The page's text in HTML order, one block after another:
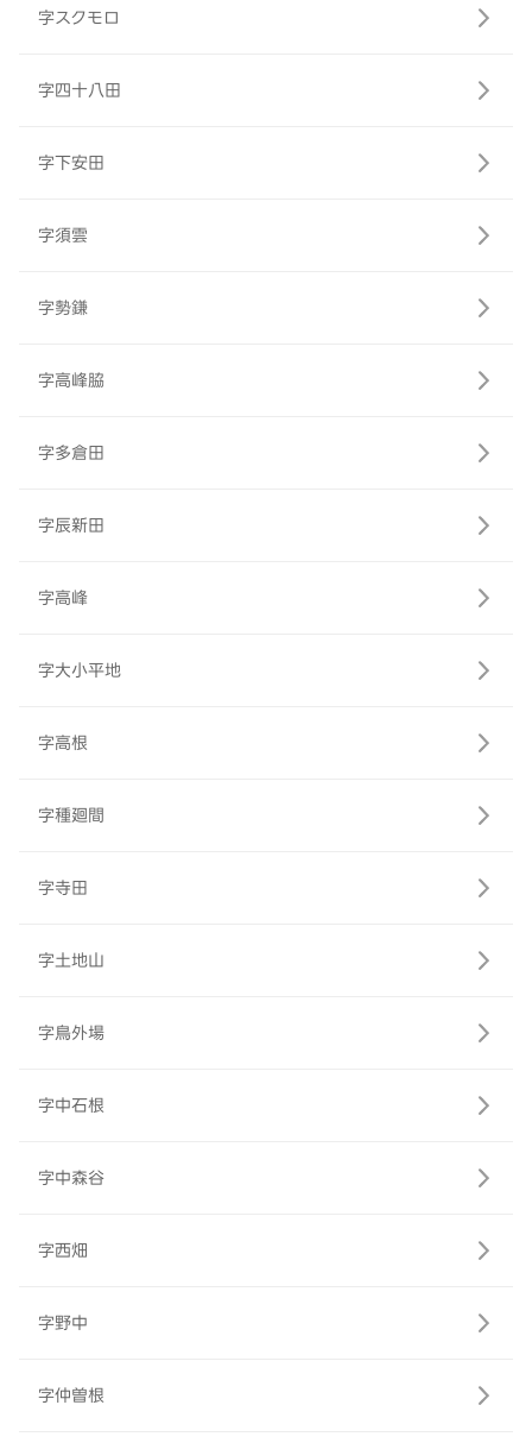
字スクモロ
字四十八田
字下安田
字須雲
字勢鎌
字高峰脇
字多倉田
字辰新田
字高峰
字大小平地
字高根
字種廻間
字寺田
字土地山
字鳥外場
字中石根
字中森谷
字西畑
字野中
字仲曽根